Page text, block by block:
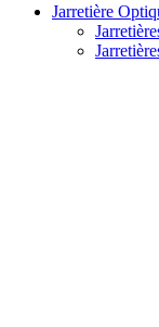
Jarretière